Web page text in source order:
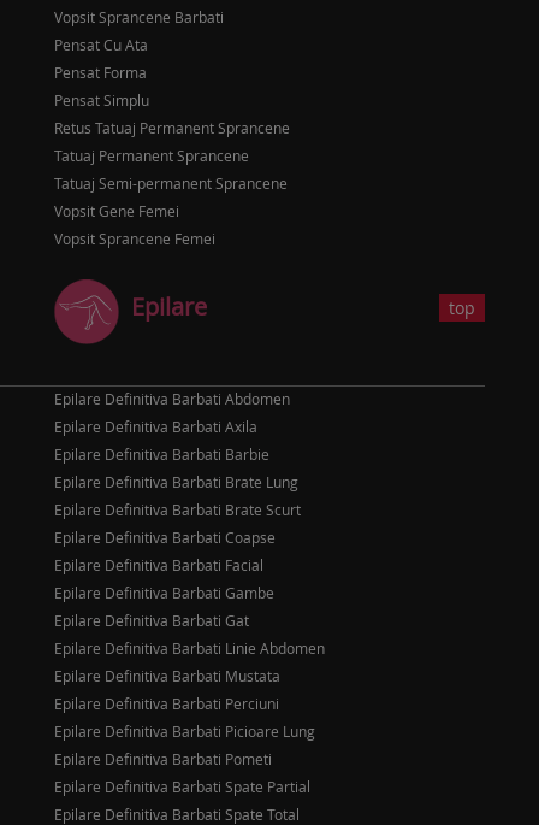
Vopsit Sprancene Barbati
Pensat Cu Ata
Pensat Forma
Pensat Simplu
Retus Tatuaj Permanent Sprancene
Tatuaj Permanent Sprancene
Tatuaj Semi-permanent Sprancene
Vopsit Gene Femei
Vopsit Sprancene Femei
top
Epilare
Epilare Definitiva Barbati Abdomen
Epilare Definitiva Barbati Axila
Epilare Definitiva Barbati Barbie
Epilare Definitiva Barbati Brate Lung
Epilare Definitiva Barbati Brate Scurt
Epilare Definitiva Barbati Coapse
Epilare Definitiva Barbati Facial
Epilare Definitiva Barbati Gambe
Epilare Definitiva Barbati Gat
Epilare Definitiva Barbati Linie Abdomen
Epilare Definitiva Barbati Mustata
Epilare Definitiva Barbati Perciuni
Epilare Definitiva Barbati Picioare Lung
Epilare Definitiva Barbati Pometi
Epilare Definitiva Barbati Spate Partial
Epilare Definitiva Barbati Spate Total